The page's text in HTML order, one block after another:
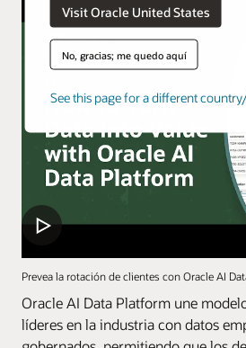
Visit Oracle United States
No, gracias; me quedo aquí
See this page for a different
Prevea la rotación de clientes con Oracle AI
Oracle AI Data Platform une
líderes en la industria con datos